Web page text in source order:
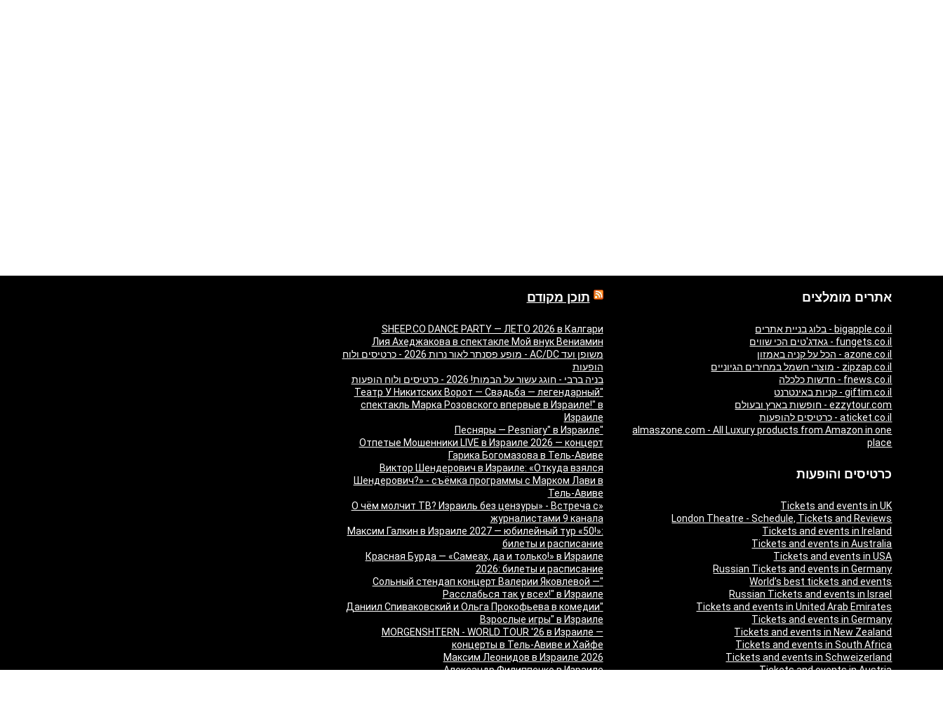
אתרים מומלצים
bigapple.co.il - בלוג בניית אתרים
fungets.co.il - גאדג'טים הכי שווים
azone.co.il - הכל על קניה באמזון
zipzap.co.il - מוצרי חשמל במחירים הגיוניים
fnews.co.il - חדשות כלכלה
giftim.co.il - קניות באינטרנט
ezzytour.com - חופשות בארץ ובעולם
aticket.co.il - כרטיסים להופעות
almaszone.com - All Luxury products from Amazon in one
place
כרטיסים והופעות
Tickets and events in UK
London Theatre - Schedule, Tickets and Reviews
Tickets and events in Ireland
Tickets and events in Australia
Tickets and events in USA
Russian Tickets and events in Germany
World’s best tickets and events
Russian Tickets and events in Israel
Tickets and events in United Arab Emirates
Tickets and events in Germany
Tickets and events in New Zealand
Tickets and events in South Africa
Tickets and events in Schweizerland
Tickets and events in Austria
תוכן מקודם
SHEEP.CO DANCE PARTY — ЛЕТО 2026 в Калгари
Лия Ахеджакова в спектакле Мой внук Вениамин
משופן ועד AC/DC - מופע פסנתר לאור נרות 2026 - כרטיסים ולוח
הופעות
בניה ברבי - חוגג עשור על הבמות! 2026 - כרטיסים ולוח הופעות
"Театр У Никитских Ворот — Свадьба — легендарный
спектакль Марка Розовского впервые в Израиле!" в
Израиле
"Песняры — Pesniary" в Израиле
Отпетые Мошенники LIVE в Израиле 2026 — концерт
Гарика Богомазова в Тель-Авиве
Виктор Шендерович в Израиле: «Откуда взялся
Шендерович?» - съёмка программы с Марком Лави в
Тель-Авиве
«О чём молчит ТВ? Израиль без цензуры» - Встреча с
журналистами 9 канала
Максим Галкин в Израиле 2027 — юбилейный тур «50!»:
билеты и расписание
Красная Бурда — «Самеах, да и только!» в Израиле
2026: билеты и расписание
"Сольный стендап концерт Валерии Яковлевой —
Расслабься так у всех!" в Израиле
"Даниил Спиваковский и Ольга Прокофьева в комедии
Взрослые игры" в Израиле
MORGENSHTERN - WORLD TOUR '26 в Израиле —
концерты в Тель-Авиве и Хайфе
Максим Леонидов в Израиле 2026
Александр Филиппенко в Израиле